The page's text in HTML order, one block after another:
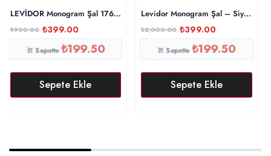
LEVİDOR Monogram Şal 17657 – Zümrüt
₺900.00 ₺399.00
Sepette₺199.50
Sepete Ekle
Levidor Monogram Şal – Siyah
₺2,000.00 ₺399.00
Sepette₺199.50
Sepete Ekle